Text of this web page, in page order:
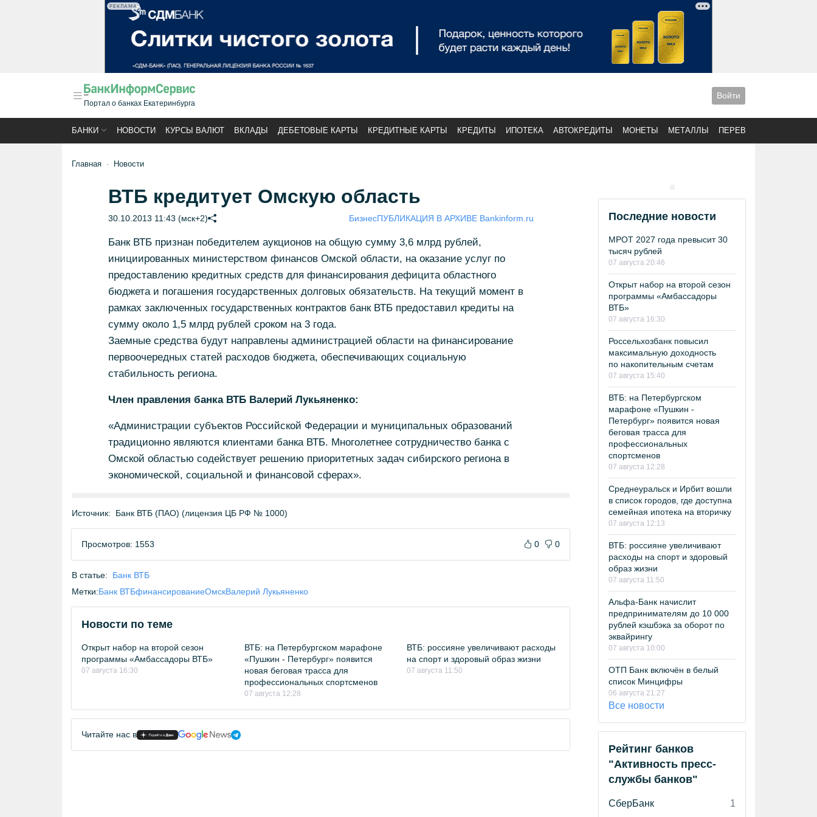
РЕКЛАМА
Портал о банках Екатеринбурга
Войти
БАНКИ НОВОСТИ КУРСЫ ВАЛЮТ ВКЛАДЫ ДЕБЕТОВЫЕ КАРТЫ КРЕДИТНЫЕ КАРТЫ КРЕДИТЫ ИПОТЕКА АВТОКРЕДИТЫ МОНЕТЫ МЕТАЛЛЫ ПЕРЕВОДЫ
Главная Новости
ВТБ кредитует Омскую область
30.10.2013 11:43 (мск+2) БизнесПУБЛИКАЦИЯ В АРХИВЕ Bankinform.ru
Банк ВТБ признан победителем аукционов на общую сумму 3,6 млрд рублей,
инициированных министерством финансов Омской области, на оказание услуг по
предоставлению кредитных средств для финансирования дефицита областного
бюджета и погашения государственных долговых обязательств. На текущий момент в
рамках заключенных государственных контрактов банк ВТБ предоставил кредиты на
сумму около 1,5 млрд рублей сроком на 3 года.
Заемные средства будут направлены администрацией области на финансирование
первоочередных статей расходов бюджета, обеспечивающих социальную
стабильность региона.
Член правления банка ВТБ Валерий Лукьяненко:
«Администрации субъектов Российской Федерации и муниципальных образований
традиционно являются клиентами банка ВТБ. Многолетнее сотрудничество банка с
Омской областью содействует решению приоритетных задач сибирского региона в
экономической, социальной и финансовой сферах».
Источник: Банк ВТБ (ПАО) (лицензия ЦБ РФ № 1000)
Просмотров: 1553 0 0
В статье:
Банк ВТБ
Метки:Банк ВТБфинансированиеОмскВалерий Лукьяненко
Новости по теме
Открыт набор на второй сезон
программы «Амбассадоры ВТБ»
07 августа 16:30
ВТБ: на Петербургском марафоне
«Пушкин - Петербург» появится
новая беговая трасса для
профессиональных спортсменов
07 августа 12:28
ВТБ: россияне увеличивают расходы
на спорт и здоровый образ жизни
07 августа 11:50
Читайте нас в
Последние новости
МРОТ 2027 года превысит 30
тысяч рублей
07 августа 20:46
Открыт набор на второй сезон
программы «Амбассадоры
ВТБ»
07 августа 16:30
Россельхозбанк повысил
максимальную доходность
по накопительным счетам
07 августа 15:40
ВТБ: на Петербургском
марафоне «Пушкин -
Петербург» появится новая
беговая трасса для
профессиональных
спортсменов
07 августа 12:28
Среднеуральск и Ирбит вошли
в список городов, где доступна
семейная ипотека на вторичку
07 августа 12:13
ВТБ: россияне увеличивают
расходы на спорт и здоровый
образ жизни
07 августа 11:50
Альфа-Банк начислит
предпринимателям до 10 000
рублей кэшбэка за оборот по
эквайрингу
07 августа 10:00
ОТП Банк включён в белый
список Минцифры
06 августа 21:27
Все новости
Рейтинг банков
"Активность пресс-
службы банков"
СберБанк
1